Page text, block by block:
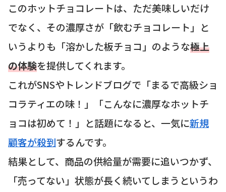
このホットチョコレートは、ただ美味しいだけ
でなく、その濃厚さが「飲むチョコレート」と
いうよりも「溶かした板チョコ」のような極上
の体験を提供してくれます。
これがSNSやトレンドブログで「まるで高級ショ
コラティエの味！」「こんなに濃厚なホットチ
ョコは初めて！」と話題になると、一気に新規
顧客が殺到するんです。
結果として、商品の供給量が需要に追いつかず、
「売ってない」状態が長く続いてしまうというわ